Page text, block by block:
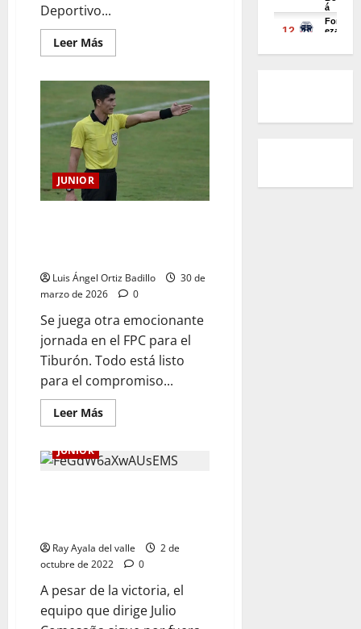
Deportivo...
Leer Más
JUNIOR
Luis Ángel Ortiz Badillo
30 de
marzo de 2026
0
Se juega otra emocionante
jornada en el FPC para el
Tiburón. Todo está listo
para el compromiso...
Leer Más
JUNIOR
Ray Ayala del valle
2 de
octubre de 2022
0
A pesar de la victoria, el
equipo que dirige Julio